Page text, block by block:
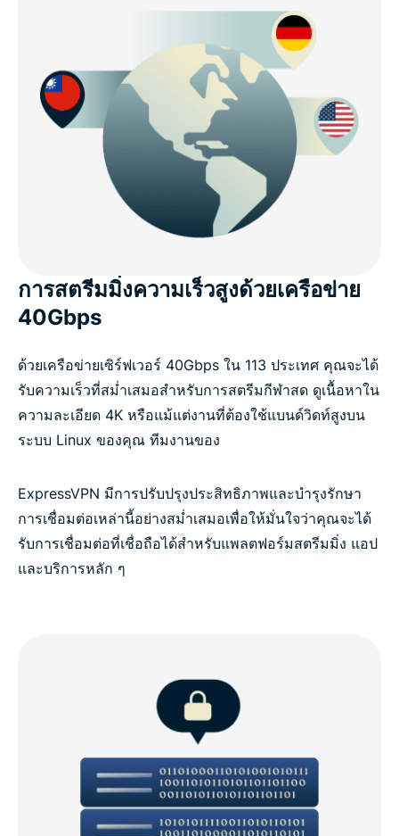
การสตรีมมิ่งความเร็วสูงด้วยเครือข่าย
40Gbps
ด้วยเครือข่ายเซิร์ฟเวอร์ 40Gbps ใน 113 ประเทศ คุณจะได้
รับความเร็วที่สม่ำเสมอสำหรับการสตรีมกีฬาสด ดูเนื้อหาใน
ความละเอียด 4K หรือแม้แต่งานที่ต้องใช้แบนด์วิดท์สูงบน
ระบบ Linux ของคุณ ทีมงานของ
ExpressVPN มีการปรับปรุงประสิทธิภาพและบำรุงรักษา
การเชื่อมต่อเหล่านี้อย่างสม่ำเสมอเพื่อให้มั่นใจว่าคุณจะได้
รับการเชื่อมต่อที่เชื่อถือได้สำหรับแพลตฟอร์มสตรีมมิ่ง แอป
และบริการหลัก ๆ